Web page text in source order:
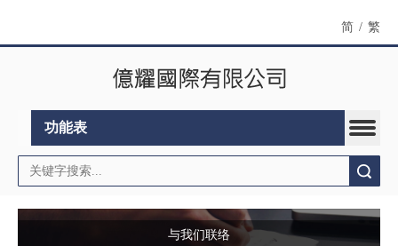
简 / 繁
功能表
与我们联络